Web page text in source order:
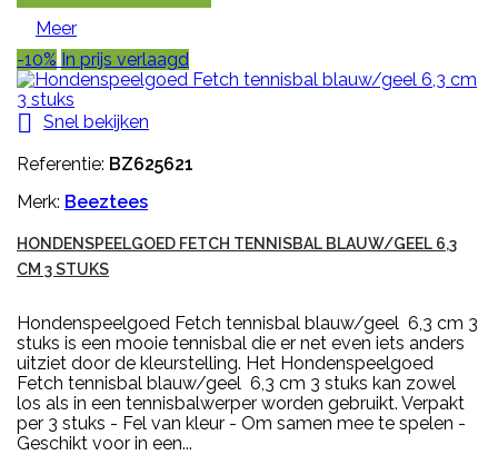
Meer
-10% In prijs verlaagd
 Snel bekijken
Referentie: BZ625621
Merk: Beeztees
HONDENSPEELGOED FETCH TENNISBAL BLAUW/GEEL 6,3
CM 3 STUKS
Hondenspeelgoed Fetch tennisbal blauw/geel 6,3 cm 3
stuks is een mooie tennisbal die er net even iets anders
uitziet door de kleurstelling. Het Hondenspeelgoed
Fetch tennisbal blauw/geel 6,3 cm 3 stuks kan zowel
los als in een tennisbalwerper worden gebruikt. Verpakt
per 3 stuks - Fel van kleur - Om samen mee te spelen -
Geschikt voor in een...